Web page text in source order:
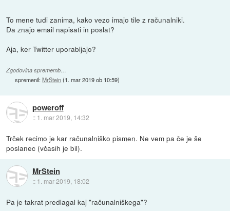
To mene tudi zanima, kako vezo imajo tile z računalniki.
Da znajo email napisati in poslat?
Aja, ker Twitter uporabljajo?
Zgodovina sprememb…
spremenil:MrStein(1. mar 2019 ob 10:59)
poweroff
:: 1. mar 2019, 14:32
Trček recimo je kar računalniško pismen. Ne vem pa če je še
poslanec (včasih je bil).
MrStein
:: 1. mar 2019, 18:02
Pa je takrat predlagal kaj "računalniškega"?